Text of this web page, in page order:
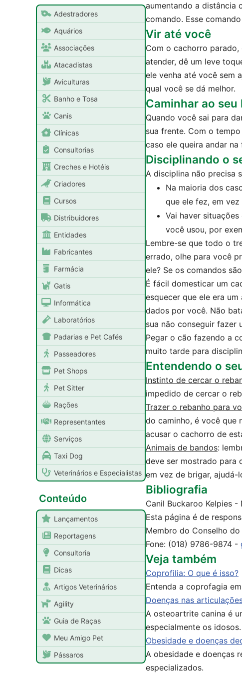
Adestradores
Aquários
Associações
Atacadistas
Aviculturas
Banho e Tosa
Canis
Clínicas
Consultorias
Creches e Hotéis
Criadores
Cursos
Distribuidores
Entidades
Fabricantes
Farmácia
Gatis
Informática
Laboratórios
Padarias e Pet Cafés
Passeadores
Pet Shops
Pet Sitter
Rações
Representantes
Serviços
Taxi Dog
Veterinários e Especialistas
Conteúdo
Lançamentos
Reportagens
Consultoria
Dicas
Artigos Veterinários
Agility
Guia de Raças
Meu Amigo Pet
Pássaros
aumentando a distância
comando. Esse
Vir até você
Com o cachorro
atender, dê um leve
ele venha até você sem
qual você se dá melhor.
Caminhar ao seu
Quando você sai para
sua frente. Com o
caso ele queira andar na
Disciplinando o
A disciplina não precisa
Na maioria dos
que ele fez, em
Vai haver
você usou, por
Lembre-se que todo o
errado, olhe para você
ele? Se os comandos
É fácil domesticar um
esquecer que ele era
dados por você. Não
sua não conseguir fazer
Pegar o cão fazendo a
muito tarde para
Entendendo o
Instinto de cercar o
impedido de cercar o
Trazer o rebanho para
do caminho, é você que
acusar o cachorro de
Animais de bandos:
deve ser mostrado para
em vez de brigar, ajudá-
Bibliografia
Canil Buckaroo Kelpies
Esta página é de
Membro do Conselho
Fone: (018) 9786-9874 -
Veja também
Coprofilia: O que é isso?
Entenda a coprofagia
Doenças nas
A osteoartrite canina é
especialmente os idosos.
Obesidade e doenças
A obesidade e doenças
especializados.